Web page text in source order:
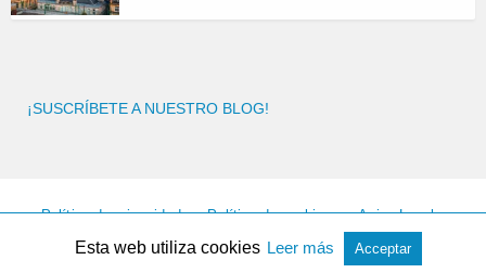
¡SUSCRÍBETE A NUESTRO BLOG!
Política de privacidad Política de cookies
Aviso Legal
Facebook
Instagram
Esta web utiliza cookies Leer más Acceptar